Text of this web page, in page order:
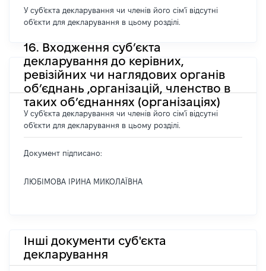
У суб'єкта декларування чи членів його сім'ї відсутні
об'єкти для декларування в цьому розділі.
16. Входження суб’єкта
декларування до керівних,
ревізійних чи наглядових органів
об’єднань ,організацій, членство в
таких об’єднаннях (організаціях)
У суб'єкта декларування чи членів його сім'ї відсутні
об'єкти для декларування в цьому розділі.
Документ підписано:
ЛЮБІМОВА ІРИНА МИКОЛАЇВНА
Інші документи суб'єкта
декларування